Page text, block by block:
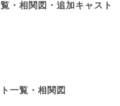
・相関図・追加キャスト
一覧・相関図